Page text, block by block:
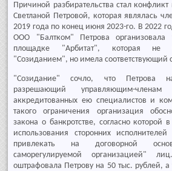
Причиной разбирательства стал
Светланой Петровой, которая являлась
2019 года по конец июня 2023-го. В 2022
ООО "Балтком" Петрова организовала
площадке "Арбитат", которая не
"Созиданием", но имела соответствующий
"Созидание" сочло, что Петрова
разрешающий управляющим-членам
аккредитованных ею специалистов и
такого ограничения организация
закона о банкротстве, согласно которой
использования сторонних
привлекать на договорной
саморегулируемой организацией"
оштрафовала Петрову на 50 тыс. рублей,